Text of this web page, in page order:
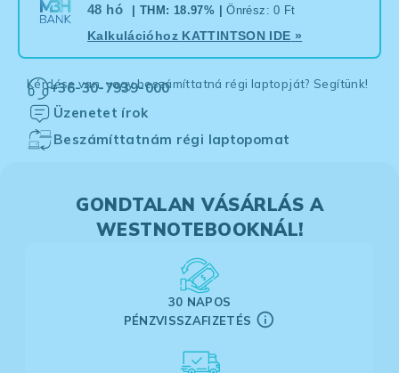
48 hó
| THM: 18.97% |Önrész: 0 Ft
Kalkulációhoz KATTINTSON IDE »
Kérdése van, vagy beszámíttatná régi laptopját? Segítünk!
+36-30-7939-000
Üzenetet írok
Beszámíttatnám régi laptopomat
GONDTALAN VÁSÁRLÁS A
WESTNOTEBOOKNÁL!
30 NAPOS
PÉNZVISSZAFIZETÉS